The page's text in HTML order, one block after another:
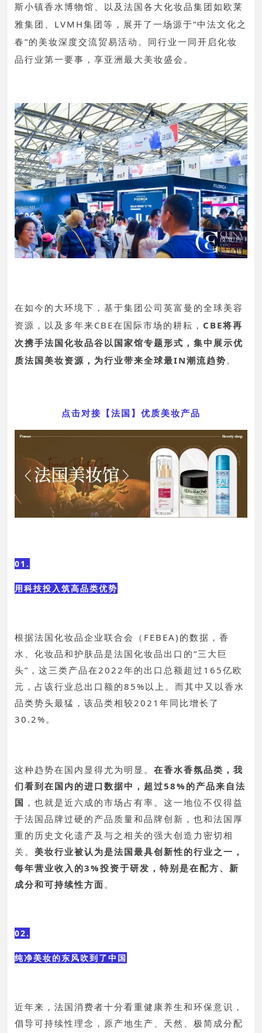
斯小镇香水博物馆、以及法国各大化妆品集团如欧莱
雅集团、LVMH集团等，展开了一场源于“中法文化之
春”的美妆深度交流贸易活动。同行业一同开启化妆
品行业第一要事，享亚洲最大美妆盛会。
在如今的大环境下，基于集团公司英富曼的全球美容
资源，以及多年来CBE在国际市场的耕耘， CBE将再
次携手法国化妆品谷以国家馆专题形式，集中展示优
质法国美妆资源，为行业带来全球最IN潮流趋势。
点击对接【法国】优质美妆产品
01.
用科技投入筑高品类优势
根据法国化妆品企业联合会（FEBEA)的数据，香
水、化妆品和护肤品是法国化妆品出口的“三大巨
头”，这三类产品在2022年的出口总额超过165亿欧
元，占该行业总出口额的85%以上。而其中又以香水
品类势头最猛，该品类相较2021年同比增长了
30.2%。
这种趋势在国内显得尤为明显。在香水香氛品类，我
们看到在国内的进口数据中，超过58%的产品来自法
国 ，也就是近六成的市场占有率。这一地位不仅得益
于法国品牌过硬的产品质量和品牌创新，也和法国厚
重的历史文化遗产及与之相关的强大创造力密切相
关。美妆行业被认为是法国最具创新性的行业之一，
每年营业收入的3%投资于研发，特别是在配方、新
成分和可持续性方面。
02.
纯净美妆的东风吹到了中国
近年来，法国消费者十分看重健康养生和环保意识，
倡导可持续性理念，原产地生产、天然、极简成分配